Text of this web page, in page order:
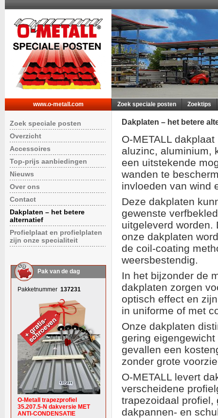
www.o-metall.com Zoek speciale posten Zoektips
Zoek speciale posten
Overzicht
Accessoires
Top-prijs aanbiedingen
Nieuws
Over ons
Contact
Dakplaten – het betere
alternatief
Profielplaat en profielplaten
zijn onze specialiteit
Pak van de dag
Pakketnummer 137231
O-Metall trapezprofiel
35.207.5-N dakversie MET
ANTI-CONDENSATIE
Dakplaten – het betere
O-METALL
aluzinc, aluminium,
een uitstekende
wanden te
invloeden van wind
Deze dakplaten
gewenste
uitgeleverd worden.
onze dakplaten
de coil-coating
weersbestendig.
In het bijzonder de
dakplaten zorgen
optisch effect en
in uniforme of met
Onze dakplaten
gering
gevallen een
zonder grote
O-METALL levert
verscheidene
trapezoidaal profiel,
dakpannen- en